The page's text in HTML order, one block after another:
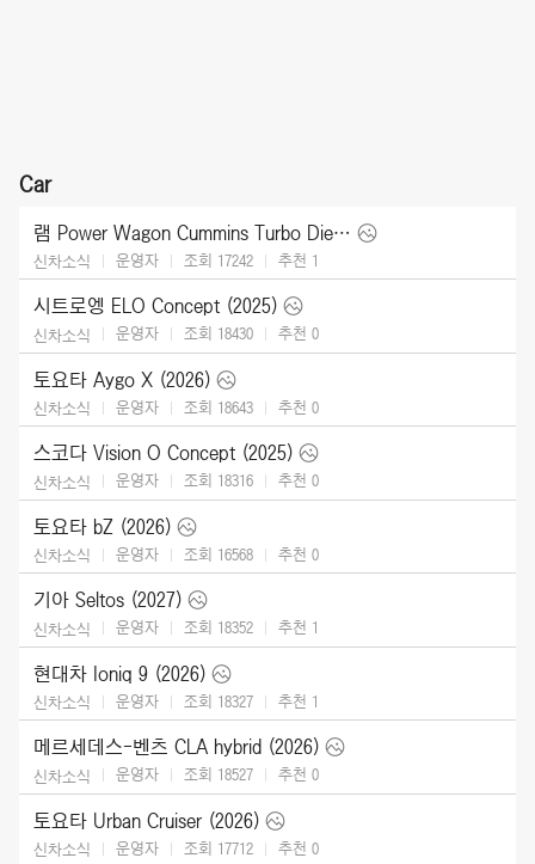
Car
램 Power Wagon Cummins Turbo Diesel (2027)
신차소식 운영자 조회 17242 추천 1
시트로엥 ELO Concept (2025)
신차소식 운영자 조회 18430 추천 0
토요타 Aygo X (2026)
신차소식 운영자 조회 18643 추천 0
스코다 Vision O Concept (2025)
신차소식 운영자 조회 18316 추천 0
토요타 bZ (2026)
신차소식 운영자 조회 16568 추천 0
기아 Seltos (2027)
신차소식 운영자 조회 18352 추천 1
현대차 Ioniq 9 (2026)
신차소식 운영자 조회 18327 추천 1
메르세데스-벤츠 CLA hybrid (2026)
신차소식 운영자 조회 18527 추천 0
토요타 Urban Cruiser (2026)
신차소식 운영자 조회 17712 추천 0